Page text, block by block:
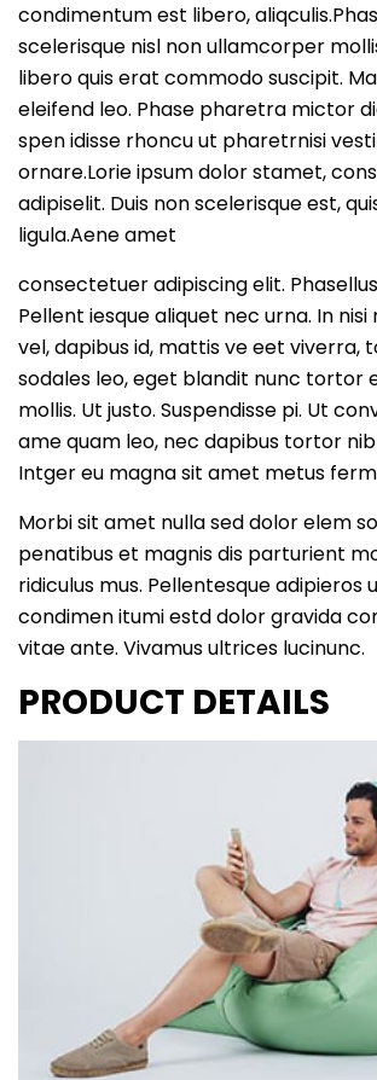
condimentum est libero,
scelerisque nisl non ullamcorper
libero quis erat commodo suscipit.
eleifend leo. Phase pharetra mictor
spen idisse rhoncu ut pharetrnisi
ornare.Lorie ipsum dolor stamet,
adipiselit. Duis non scelerisque est,
ligula.Aene amet
consectetuer adipiscing elit.
Pellent iesque aliquet nec urna. In nisi
vel, dapibus id, mattis ve eet viverra,
sodales leo, eget blandit nunc tortor
mollis. Ut justo. Suspendisse pi. Ut
ame quam leo, nec dapibus tortor
Intger eu magna sit amet metus
Morbi sit amet nulla sed dolor elem
penatibus et magnis dis parturient
ridiculus mus. Pellentesque adipieros
condimen itumi estd dolor gravida
vitae ante. Vivamus ultrices lucinunc.
PRODUCT DETAILS